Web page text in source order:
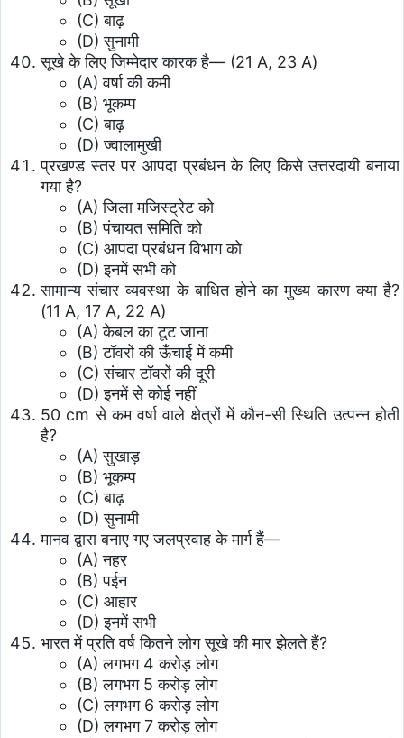
(C) बाढ़
(D) सुनामी
सूखे के लिए जिम्मेदार कारक है— (21 A, 23 A)
(A) वर्षा की कमी
(B) भूकम्प
(C) बाढ़
(D) ज्वालामुखी
प्रखण्ड स्तर पर आपदा प्रबंधन के लिए किसे उत्तरदायी बनाया
गया है?
(A) जिला मजिस्ट्रेट को
(B) पंचायत समिति को
(C) आपदा प्रबंधन विभाग को
(D) इनमें सभी को
सामान्य संचार व्यवस्था के बाधित होने का मुख्य कारण क्या है?
(11 A, 17 A, 22 A)
(A) केबल का टूट जाना
(B) टॉवरों की ऊँचाई में कमी
(C) संचार टॉवरों की दूरी
(D) इनमें से कोई नहीं
50 cm से कम वर्षा वाले क्षेत्रों में कौन-सी स्थिति उत्पन्न होती
है?
(A) सुखाड़
(B) भूकम्प
(C) बाढ़
(D) सुनामी
मानव द्वारा बनाए गए जलप्रवाह के मार्ग हैं—
(A) नहर
(B) पईन
(C) आहार
(D) इनमें सभी
भारत में प्रति वर्ष कितने लोग सूखे की मार झेलते हैं?
(A) लगभग 4 करोड़ लोग
(B) लगभग 5 करोड़ लोग
(C) लगभग 6 करोड़ लोग
(D) लगभग 7 करोड़ लोग